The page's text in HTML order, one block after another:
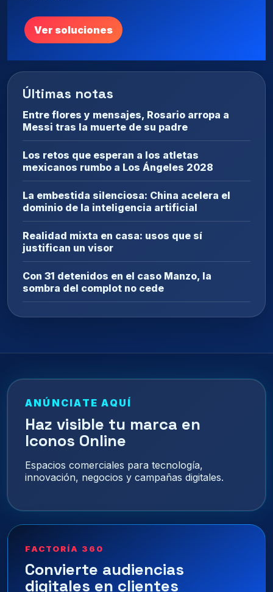
Ver soluciones
Últimas notas
Entre flores y mensajes, Rosario arropa a
Messi tras la muerte de su padre
Los retos que esperan a los atletas
mexicanos rumbo a Los Ángeles 2028
La embestida silenciosa: China acelera el
dominio de la inteligencia artificial
Realidad mixta en casa: usos que sí
justifican un visor
Con 31 detenidos en el caso Manzo, la
sombra del complot no cede
ANÚNCIATE AQUÍ
Haz visible tu marca en
Iconos Online
Espacios comerciales para tecnología,
innovación, negocios y campañas digitales.
FACTORÍA 360
Convierte audiencias
digitales en clientes